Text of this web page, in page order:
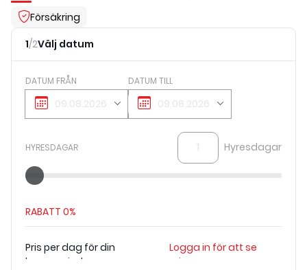
Försäkring
1/2Välj datum
DATUM FRÅN DATUM TILL
HYRESDAGAR Hyresdagar
RABATT 0%
Pris per dag för din
hyresperiod
Logga in för att se
priser